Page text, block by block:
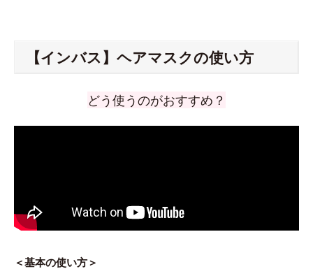
【インバス】ヘアマスクの使い方
どう使うのがおすすめ？
＜基本の使い方＞